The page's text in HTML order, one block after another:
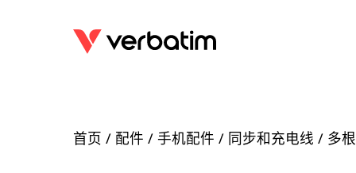
首页 / 配件 / 手机配件 / 同步和充电线 / 多